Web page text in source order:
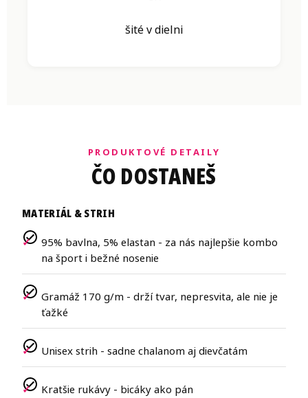
šité v dielni
PRODUKTOVÉ DETAILY
ČO DOSTANEŠ
MATERIÁL & STRIH
95% bavlna, 5% elastan - za nás najlepšie kombo
na šport i bežné nosenie
Gramáž 170 g/m - drží tvar, nepresvita, ale nie je
ťažké
Unisex strih - sadne chalanom aj dievčatám
Kratšie rukávy - bicáky ako pán